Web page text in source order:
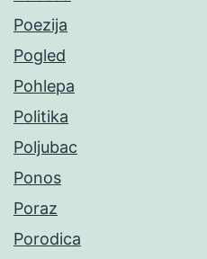
Poezija
Pogled
Pohlepa
Politika
Poljubac
Ponos
Poraz
Porodica